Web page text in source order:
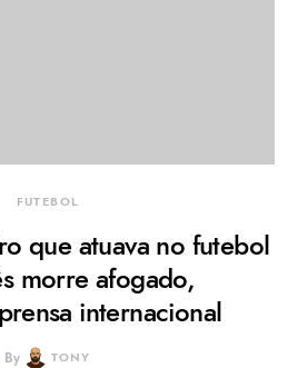
FUTEBOL
que atuava no futebol
morre afogado,
internacional
By TONY